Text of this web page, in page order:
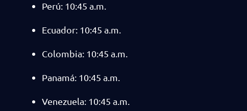
Perú: 10:45 a.m.
Ecuador: 10:45 a.m.
Colombia: 10:45 a.m.
Panamá: 10:45 a.m.
Venezuela: 10:45 a.m.